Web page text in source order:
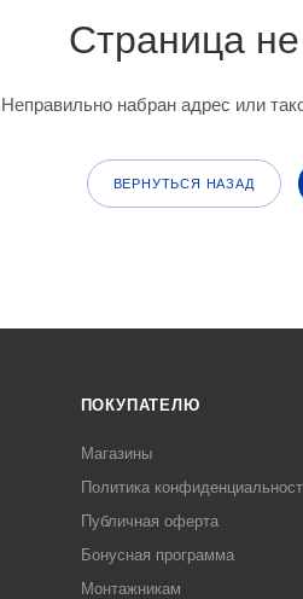
Страница
Неправильно набран адрес или
ВЕРНУТЬСЯ НАЗАД
ПОКУПАТЕЛЮ
Магазины
Политика
Публичная оферта
Бонусная программа
Монтажникам